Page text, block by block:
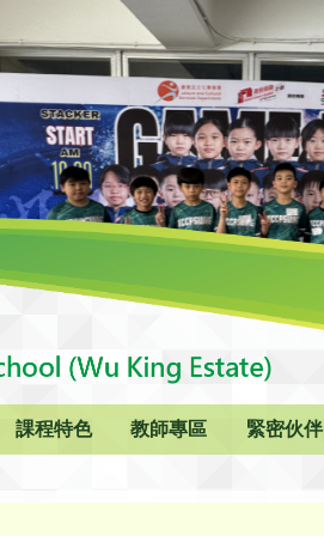
課程特色 教師專區 緊密伙伴